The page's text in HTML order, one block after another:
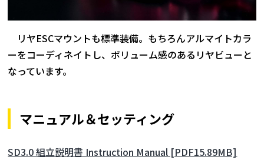
リヤESCマウントも標準装備。もちろんアルマイトカラ
ーをコーディネイトし、ボリューム感のあるリヤビューと
なっています。
マニュアル＆セッティング
SD3.0 組立説明書 Instruction Manual [PDF15.89MB]